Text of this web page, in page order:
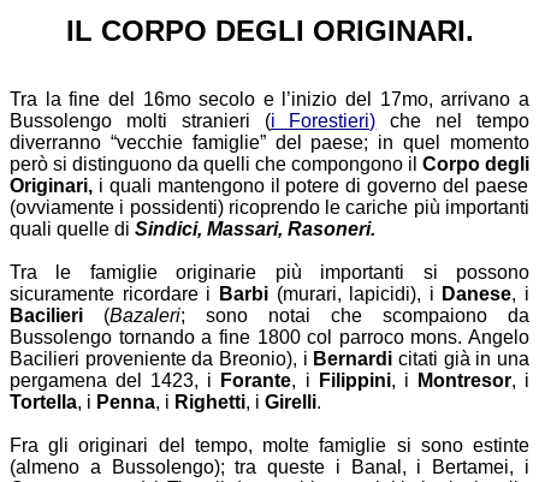
IL CORPO DEGLI ORIGINARI.
Tra la fine del 16mo secolo e l’inizio del 17mo, arrivano a
Bussolengo molti stranieri (i Forestieri)
che nel tempo
diverranno “vecchie famiglie” del paese; in quel momento
però si distinguono da quelli che compongono il Corpo degli
Originari, i quali mantengono il potere di governo del paese
(ovviamente i possidenti) ricoprendo le cariche più importanti
quali quelle di Sindici, Massari, Rasoneri.
Tra le famiglie originarie più importanti si possono
sicuramente ricordare i
Barbi(murari, lapicidi), i Danese, i
Bacilieri (Bazaleri; sono notai che scompaiono da
Bussolengo tornando a fine 1800 col parroco mons. Angelo
Bacilieri proveniente da Breonio), i Bernardi citati già in una
pergamena del 1423, i
Forante, i Filippini, i Montresor, i
Tortella, i Penna, i Righetti, i Girelli.
Fra gli originari del tempo, molte famiglie si sono estinte
(almeno a Bussolengo); tra queste i Banal, i Bertamei, i